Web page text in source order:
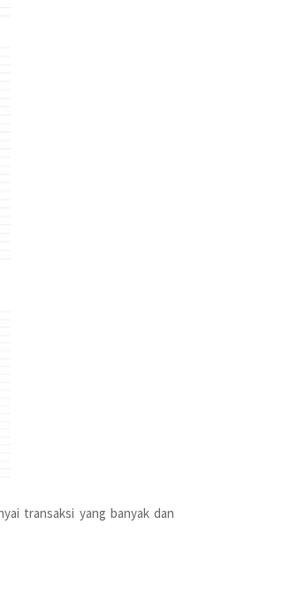
transaksi yang banyak dan